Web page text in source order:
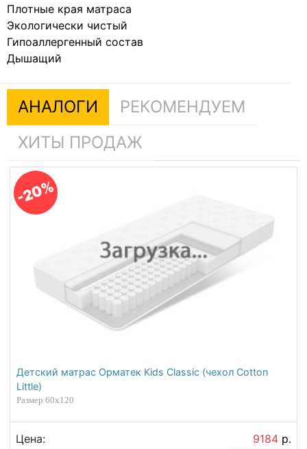
Плотные края матраса
Экологически чистый
Гипоаллергенный состав
Дышащий
АНАЛОГИ
РЕКОМЕНДУЕМ
ХИТЫ ПРОДАЖ
-20%
Детский матрас Орматек Kids Classic (чехол Cotton
Little)
Размер 60х120
Цена: 9184 р.